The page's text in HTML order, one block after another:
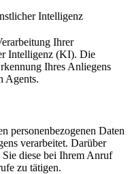
Intelligenz
Ihrer
Intelligenz (KI). Die
Ihres Anliegens
Agents.
personenbezogenen Daten
verarbeitet. Darüber
diese bei Ihrem Anruf
zu tätigen.